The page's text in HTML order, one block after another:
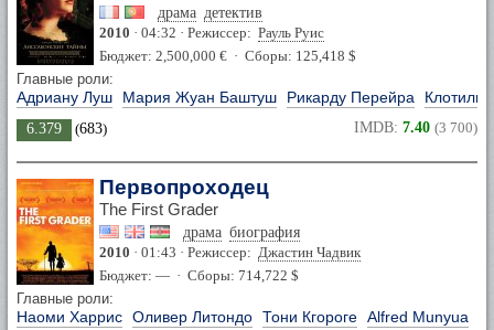
драма детектив
2010 · 04:32 · Режиссер: Рауль Руис
Бюджет: 2,500,000 € · Сборы: 125,418 $
Главные роли:
Адриану Луш Мария Жуан Баштуш Рикарду Перейра
6.379 (683) IMDB: 7.40 (3 700)
Первопроходец
The First Grader
драма биография
2010 · 01:43 · Режиссер: Джастин Чадвик
Бюджет: — · Сборы: 714,722 $
Главные роли:
Наоми Харрис Оливер Литондо Тони Кгороге Alfred Munyua